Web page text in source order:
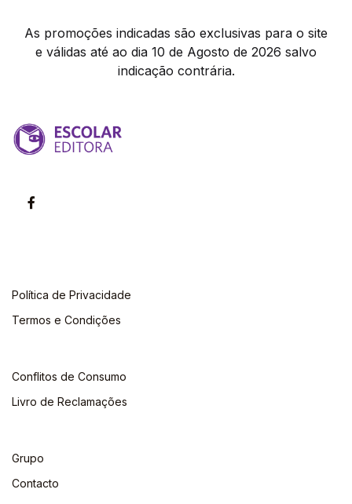
As promoções indicadas são exclusivas para o site
e válidas até ao dia 10 de Agosto de 2026 salvo
indicação contrária.
Política de Privacidade
Termos e Condições
Conflitos de Consumo
Livro de Reclamações
Grupo
Contacto